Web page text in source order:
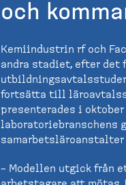
och
Kemiindustrin rf och
andra stadiet, efter det
fortsätta till
presenterades i
laboratoriebranschens
– Modellen utgick från